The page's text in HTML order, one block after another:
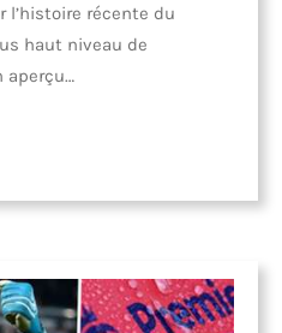
l’histoire récente du
haut niveau de
aperçu…